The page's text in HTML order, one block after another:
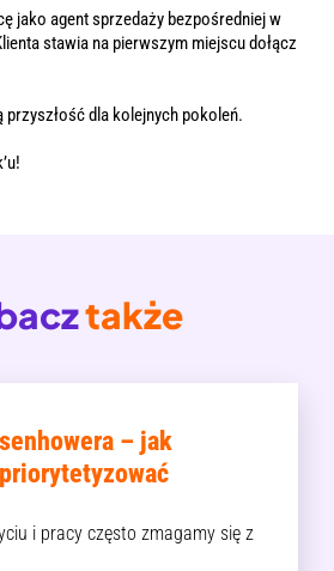
jako agent sprzedaży bezpośredniej w
stawia na pierwszym miejscu dołącz
dla kolejnych pokoleń.
!
także
– jak
i pracy często zmagamy się z